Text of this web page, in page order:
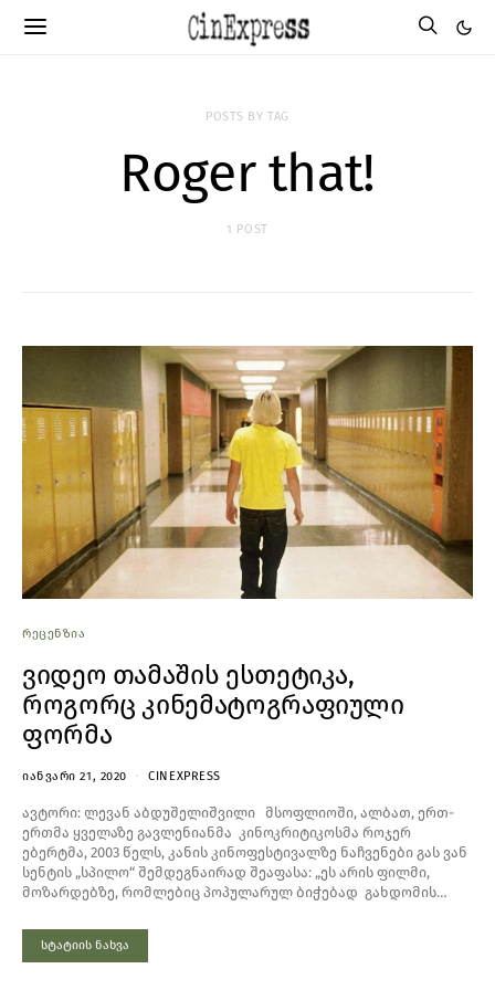
POSTS BY TAG
Roger that!
1 POST
ᲠᲔᲪᲔᲜᲖᲘᲐ
ვიდეო თამაშის ესთეტიკა,
როგორც კინემატოგრაფიული
ფორმა
ᲘᲐᲜᲕᲐᲠᲘ 21, 2020 CINEXPRESS
ავტორი: ლევან აბდუშელიშვილი მსოფლიოში, ალბათ, ერთ-
ერთმა ყველაზე გავლენიანმა კინოკრიტიკოსმა როჯერ
ებერტმა, 2003 წელს, კანის კინოფესტივალზე ნაჩვენები გას ვან
სენტის „სპილო“ შემდეგნაირად შეაფასა: „ეს არის ფილმი,
მოზარდებზე, რომლებიც პოპულარულ ბიჭებად გახდომის…
სტატიის ნახვა